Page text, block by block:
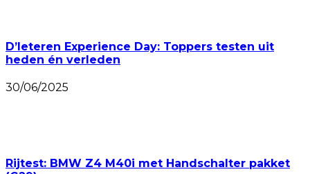
D’Ieteren Experience Day: Toppers testen uit
heden én verleden
30/06/2025
Rijtest: BMW Z4 M40i met Handschalter pakket